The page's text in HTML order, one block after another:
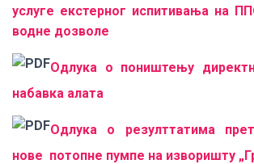
услуге екстерног испитивања на
водне дозволе
Одлука о поништењу
набавка алата
Oдлука о резулттатима
нове потопне пумпе на изворишту